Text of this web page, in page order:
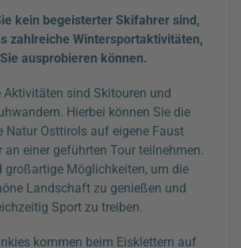
kein begeisterter Skifahrer sind,
zahlreiche Wintersportaktivitäten,
ausprobieren können.
Aktivitäten sind Skitouren und
Hierbei können Sie die
Natur Osttirols auf eigene Faust
an einer geführten Tour teilnehmen.
großartige Möglichkeiten, um die
Landschaft zu genießen und
Sport zu treiben.
kommen beim Eisklettern auf